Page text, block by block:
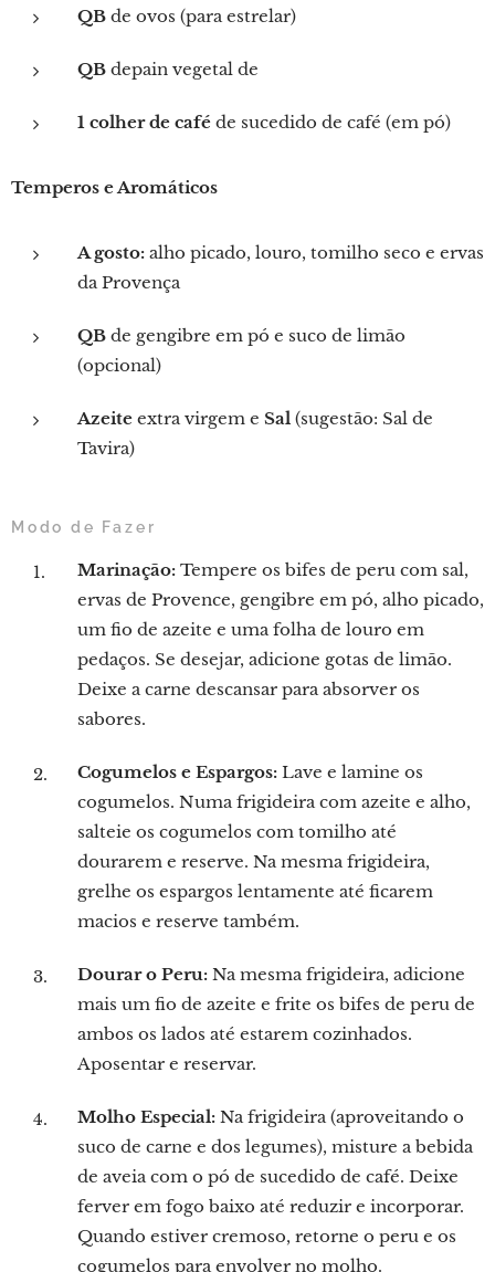
QB de ovos (para estrelar)
QB depain vegetal de
1 colher de café de sucedido de café (em pó)
Temperos e Aromáticos
A gosto: alho picado, louro, tomilho seco e ervas
da Provença
QB de gengibre em pó e suco de limão
(opcional)
Azeite extra virgem e Sal (sugestão: Sal de
Tavira)
Modo de Fazer
Marinação: Tempere os bifes de peru com sal,
ervas de Provence, gengibre em pó, alho picado,
um fio de azeite e uma folha de louro em
pedaços. Se desejar, adicione gotas de limão.
Deixe a carne descansar para absorver os
sabores.
Cogumelos e Espargos: Lave e lamine os
cogumelos. Numa frigideira com azeite e alho,
salteie os cogumelos com tomilho até
dourarem e reserve. Na mesma frigideira,
grelhe os espargos lentamente até ficarem
macios e reserve também.
Dourar o Peru: Na mesma frigideira, adicione
mais um fio de azeite e frite os bifes de peru de
ambos os lados até estarem cozinhados.
Aposentar e reservar.
Molho Especial: Na frigideira (aproveitando o
suco de carne e dos legumes), misture a bebida
de aveia com o pó de sucedido de café. Deixe
ferver em fogo baixo até reduzir e incorporar.
Quando estiver cremoso, retorne o peru e os
cogumelos para envolver no molho.